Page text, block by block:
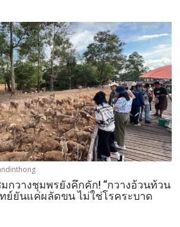
กวางชุมพรยังคึกคัก! “กวางอ้วนท้วน
ย์ยันแค่ผลัดขน ไม่ใช่โรคระบาด